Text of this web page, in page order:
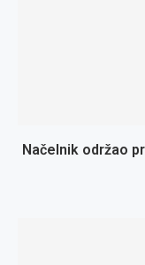
Načelnik održao